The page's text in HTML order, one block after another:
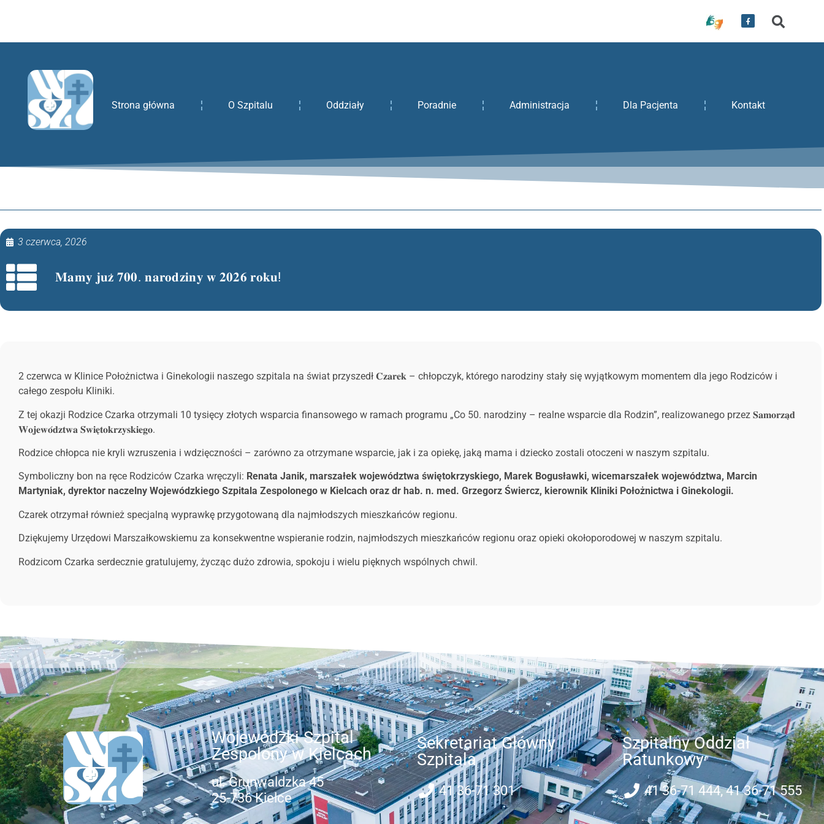
Strona główna O Szpitalu Oddziały Poradnie Administracja Dla Pacjenta Kontakt
3 czerwca, 2026
𝐌𝐚𝐦𝐲 𝐣𝐮𝐳̇ 𝟕𝟎𝟎. 𝐧𝐚𝐫𝐨𝐝𝐳𝐢𝐧𝐲 𝐰 𝟐𝟎𝟐𝟔 𝐫𝐨𝐤𝐮!
2 czerwca w Klinice Położnictwa i Ginekologii naszego szpitala na świat przyszedł 𝐂𝐳𝐚𝐫𝐞𝐤 – chłopczyk, którego narodziny stały się wyjątkowym momentem dla jego Rodziców i
całego zespołu Kliniki.
Z tej okazji Rodzice Czarka otrzymali 10 tysięcy złotych wsparcia finansowego w ramach programu „Co 50. narodziny – realne wsparcie dla Rodzin”, realizowanego przez 𝐒𝐚𝐦𝐨𝐫𝐳𝐚̨𝐝
𝐖𝐨𝐣𝐞𝐰𝐨́𝐝𝐳𝐭𝐰𝐚 𝐒́𝐰𝐢𝐞̨𝐭𝐨𝐤𝐫𝐳𝐲𝐬𝐤𝐢𝐞𝐠𝐨.
Rodzice chłopca nie kryli wzruszenia i wdzięczności – zarówno za otrzymane wsparcie, jak i za opiekę, jaką mama i dziecko zostali otoczeni w naszym szpitalu.
Symboliczny bon na ręce Rodziców Czarka wręczyli: Renata Janik, marszałek województwa świętokrzyskiego, Marek Bogusławki, wicemarszałek województwa, Marcin
Martyniak, dyrektor naczelny Wojewódzkiego Szpitala Zespolonego w Kielcach oraz dr hab. n. med. Grzegorz Świercz, kierownik Kliniki Położnictwa i Ginekologii.
Czarek otrzymał również specjalną wyprawkę przygotowaną dla najmłodszych mieszkańców regionu.
Dziękujemy Urzędowi Marszałkowskiemu za konsekwentne wspieranie rodzin, najmłodszych mieszkańców regionu oraz opieki okołoporodowej w naszym szpitalu.
Rodzicom Czarka serdecznie gratulujemy, życząc dużo zdrowia, spokoju i wielu pięknych wspólnych chwil.
Wojewódzki Szpital
Zespolony w Kielcach
ul. Grunwaldzka 45
25-736 Kielce
Sekretariat Główny
Szpitala
41 36-71 301
Szpitalny Oddział
Ratunkowy
41 36-71 444, 41 36-71 555